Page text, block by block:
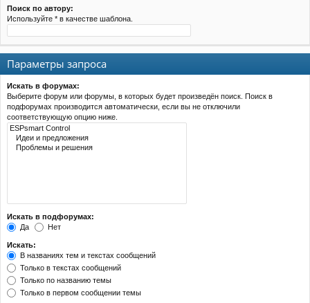
Поиск по автору:
Используйте * в качестве шаблона.
Параметры запроса
Искать в форумах:
Выберите форум или форумы, в которых будет произведён поиск. Поиск в
подфорумах производится автоматически, если вы не отключили
соответствующую опцию ниже.
Искать в подфорумах:
Да
Нет
Искать:
В названиях тем и текстах сообщений
Только в текстах сообщений
Только по названию темы
Только в первом сообщении темы